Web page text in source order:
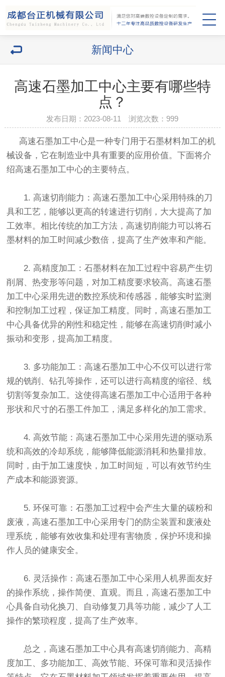
新闻中心
高速石墨加工中心主要有哪些特
点？
发布日期：2023-08-11 浏览次数： 999
高速石墨加工中心是一种专门用于石墨材料加工的机
械设备，它在制造业中具有重要的应用价值。下面将介
绍高速石墨加工中心的主要特点。
1. 高速切削能力：高速石墨加工中心采用特殊的刀
具和工艺，能够以更高的转速进行切削，大大提高了加
工效率。相比传统的加工方法，高速切削能力可以将石
墨材料的加工时间减少数倍，提高了生产效率和产能。
2. 高精度加工：石墨材料在加工过程中容易产生切
削屑、热变形等问题，对加工精度要求较高。高速石墨
加工中心采用先进的数控系统和传感器，能够实时监测
和控制加工过程，保证加工精度。同时，高速石墨加工
中心具备优异的刚性和稳定性，能够在高速切削时减小
振动和变形，提高加工精度。
3. 多功能加工：高速石墨加工中心不仅可以进行常
规的铣削、钻孔等操作，还可以进行高精度的缩径、线
切割等复杂加工。这使得高速石墨加工中心适用于各种
形状和尺寸的石墨工件加工，满足多样化的加工需求。
4. 高效节能：高速石墨加工中心采用先进的驱动系
统和高效的冷却系统，能够降低能源消耗和热量排放。
同时，由于加工速度快，加工时间短，可以有效节约生
产成本和能源资源。
5. 环保可靠：石墨加工过程中会产生大量的碳粉和
废液，高速石墨加工中心采用专门的防尘装置和废液处
理系统，能够有效收集和处理有害物质，保护环境和操
作人员的健康安全。
6. 灵活操作：高速石墨加工中心采用人机界面友好
的操作系统，操作简便、直观。而且，高速石墨加工中
心具备自动化换刀、自动修复刀具等功能，减少了人工
操作的繁琐程度，提高了生产效率。
总之，高速石墨加工中心具有高速切削能力、高精
度加工、多功能加工、高效节能、环保可靠和灵活操作